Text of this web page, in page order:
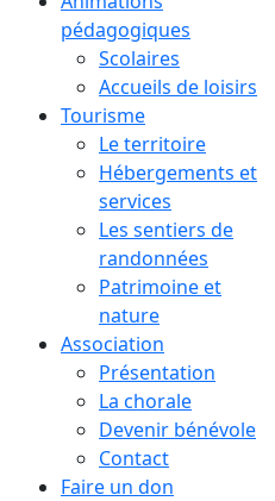
pédagogiques
Scolaires
Accueils de loisirs
Tourisme
Le territoire
Hébergements et
services
Les sentiers de
randonnées
Patrimoine et
nature
Association
Présentation
La chorale
Devenir bénévole
Contact
Faire un don